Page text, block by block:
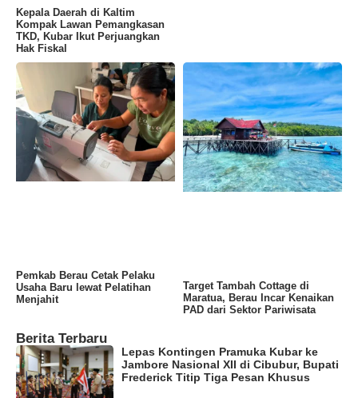
Kepala Daerah di Kaltim
Kompak Lawan Pemangkasan
TKD, Kubar Ikut Perjuangkan
Hak Fiskal
Pemkab Berau Cetak Pelaku
Usaha Baru lewat Pelatihan
Menjahit
Target Tambah Cottage di
Maratua, Berau Incar Kenaikan
PAD dari Sektor Pariwisata
Berita Terbaru
Lepas Kontingen Pramuka Kubar ke
Jambore Nasional XII di Cibubur, Bupati
Frederick Titip Tiga Pesan Khusus